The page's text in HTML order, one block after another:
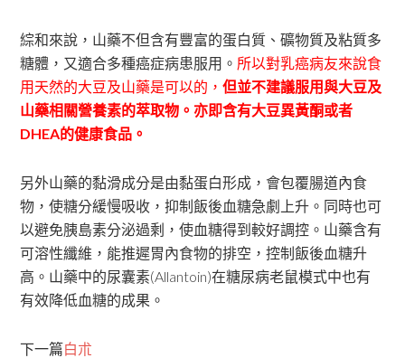
綜和來說，山藥不但含有豐富的蛋白質、礦物質及粘質多
糖體，又適合多種癌症病患服用。 所以對乳癌病友來說食
用天然的大豆及山藥是可以的，但並不建議服用與大豆及
山藥相關營養素的萃取物。亦即含有大豆異黃酮或者
DHEA的健康食品。
另外山藥的黏滑成分是由黏蛋白形成，會包覆腸道內食
物，使糖分緩慢吸收，抑制飯後血糖急劇上升。同時也可
以避免胰島素分泌過剩，使血糖得到較好調控。山藥含有
可溶性纖維，能推遲胃內食物的排空，控制飯後血糖升
高。山藥中的尿囊素(Allantoin)在糖尿病老鼠模式中也有
有效降低血糖的成果。
下一篇白朮